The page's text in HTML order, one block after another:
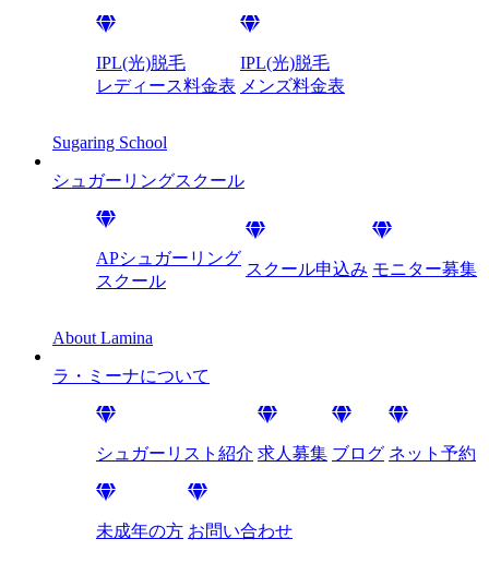
IPL(光)脱毛
レディース料金表
IPL(光)脱毛
メンズ料金表
Sugaring School
シュガーリングスクール
APシュガーリング
スクール
スクール申込み モニター募集
About Lamina
ラ・ミーナについて
シュガーリスト紹介 求人募集 ブログ ネット予約
未成年の方 お問い合わせ